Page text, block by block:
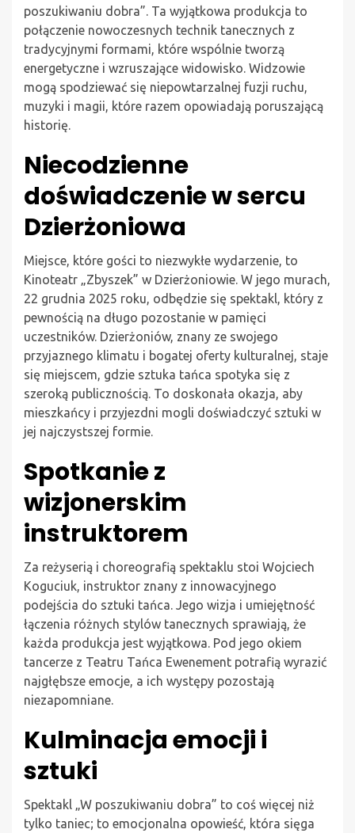
poszukiwaniu dobra”. Ta wyjątkowa produkcja to
połączenie nowoczesnych technik tanecznych z
tradycyjnymi formami, które wspólnie tworzą
energetyczne i wzruszające widowisko. Widzowie
mogą spodziewać się niepowtarzalnej fuzji ruchu,
muzyki i magii, które razem opowiadają poruszającą
historię.
Niecodzienne
doświadczenie w sercu
Dzierżoniowa
Miejsce, które gości to niezwykłe wydarzenie, to
Kinoteatr „Zbyszek” w Dzierżoniowie. W jego murach,
22 grudnia 2025 roku, odbędzie się spektakl, który z
pewnością na długo pozostanie w pamięci
uczestników. Dzierżoniów, znany ze swojego
przyjaznego klimatu i bogatej oferty kulturalnej, staje
się miejscem, gdzie sztuka tańca spotyka się z
szeroką publicznością. To doskonała okazja, aby
mieszkańcy i przyjezdni mogli doświadczyć sztuki w
jej najczystszej formie.
Spotkanie z
wizjonerskim
instruktorem
Za reżyserią i choreografią spektaklu stoi Wojciech
Koguciuk, instruktor znany z innowacyjnego
podejścia do sztuki tańca. Jego wizja i umiejętność
łączenia różnych stylów tanecznych sprawiają, że
każda produkcja jest wyjątkowa. Pod jego okiem
tancerze z Teatru Tańca Ewenement potrafią wyrazić
najgłębsze emocje, a ich występy pozostają
niezapomniane.
Kulminacja emocji i
sztuki
Spektakl „W poszukiwaniu dobra” to coś więcej niż
tylko taniec; to emocjonalna opowieść, która sięga